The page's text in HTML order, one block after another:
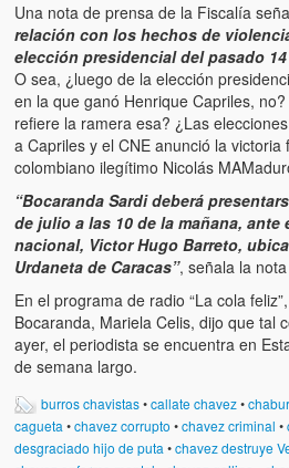
Victimas del 11 de abril de 2002
Víctimas del régimen dictatorial de
poder hasta el 31 de diciembre de
Víctimas inocentes de la violencia
1992
¡¡¡Miserable traidor, mira a tu
your country!!!)
Fotos
Versos
Videos
Una nota de prensa de la Fiscalía
relación con los hechos de
elección presidencial del pasado
O sea, ¿luego de la elección
en la que ganó Henrique Capriles,
refiere la ramera esa? ¿Las
a Capriles y el CNE anunció la victoria
colombiano ilegítimo Nicolás
“Bocaranda Sardi deberá
de julio a las 10 de la mañana, ante
nacional, Victor Hugo Barreto,
Urdaneta de Caracas”, señala la
En el programa de radio “La cola
Bocaranda, Mariela Celis, dijo que tal
ayer, el periodista se encuentra en
de semana largo.
burros chavistas•callate chavez•
cagueta•chavez corrupto •chavez criminal •
desgraciado hijo de puta•chavez destruye